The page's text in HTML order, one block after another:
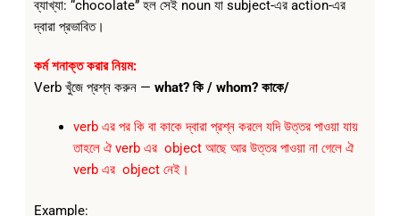
ব্যাখ্যা: “chocolate” হল সেই noun যা subject-এর action-এর
দ্বারা প্রভাবিত।
কর্ম শনাক্ত করার নিয়ম:
Verb খুঁজে প্রশ্ন করুন — what? কি / whom? কাকে/
verb এর পর কি বা কাকে দ্বারা প্রশ্ন করলে যদি উত্তর পাওয়া যায়
তাহলে ঐ verb এর object আছে আর উত্তর পাওয়া না গেলে ঐ
verb এর object নেই।
Example: